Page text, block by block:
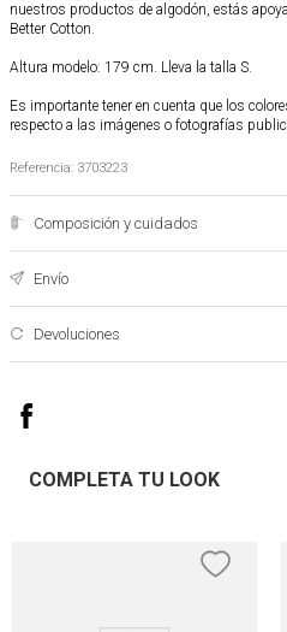
nuestros productos de algodón, estás
Better Cotton.
Altura modelo: 179 cm. Lleva la talla S.
Es importante tener en cuenta que los
respecto a las imágenes o fotografías
Referencia: 3703223
Composición y cuidados
Envío
Devoluciones
COMPLETA TU LOOK